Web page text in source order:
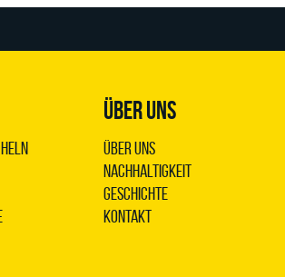
ÜBER UNS
Über uns
Nachhaltigkeit
Geschichte
Kontakt